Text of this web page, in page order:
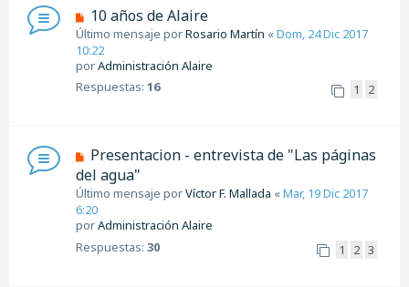
10 años de Alaire
Último mensaje porRosario Martín «Dom, 24 Dic 2017
10:22
porAdministración Alaire
Respuestas: 16 1 2
Presentacion - entrevista de "Las páginas
del agua"
Último mensaje porVíctor F. Mallada «Mar, 19 Dic 2017
6:20
porAdministración Alaire
Respuestas: 30 1 2 3